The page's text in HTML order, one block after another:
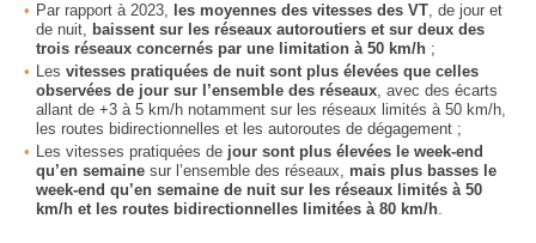
Par rapport à 2023, les moyennes des vitesses des VT, de jour et
de nuit, baissent sur les réseaux autoroutiers et sur deux des
trois réseaux concernés par une limitation à 50 km/h ;
Les vitesses pratiquées de nuit sont plus élevées que celles
observées de jour sur l’ensemble des réseaux, avec des écarts
allant de +3 à 5 km/h notamment sur les réseaux limités à 50 km/h,
les routes bidirectionnelles et les autoroutes de dégagement ;
Les vitesses pratiquées de jour sont plus élevées le week-end
qu’en semaine sur l’ensemble des réseaux, mais plus basses le
week-end qu’en semaine de nuit sur les réseaux limités à 50
km/h et les routes bidirectionnelles limitées à 80 km/h.